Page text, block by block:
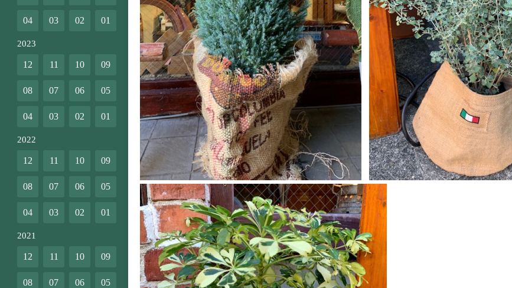
04 03 02 01
2023
12 11 10 09
08 07 06 05
04 03 02 01
2022
12 11 10 09
08 07 06 05
04 03 02 01
2021
12 11 10 09
08 07 06 05